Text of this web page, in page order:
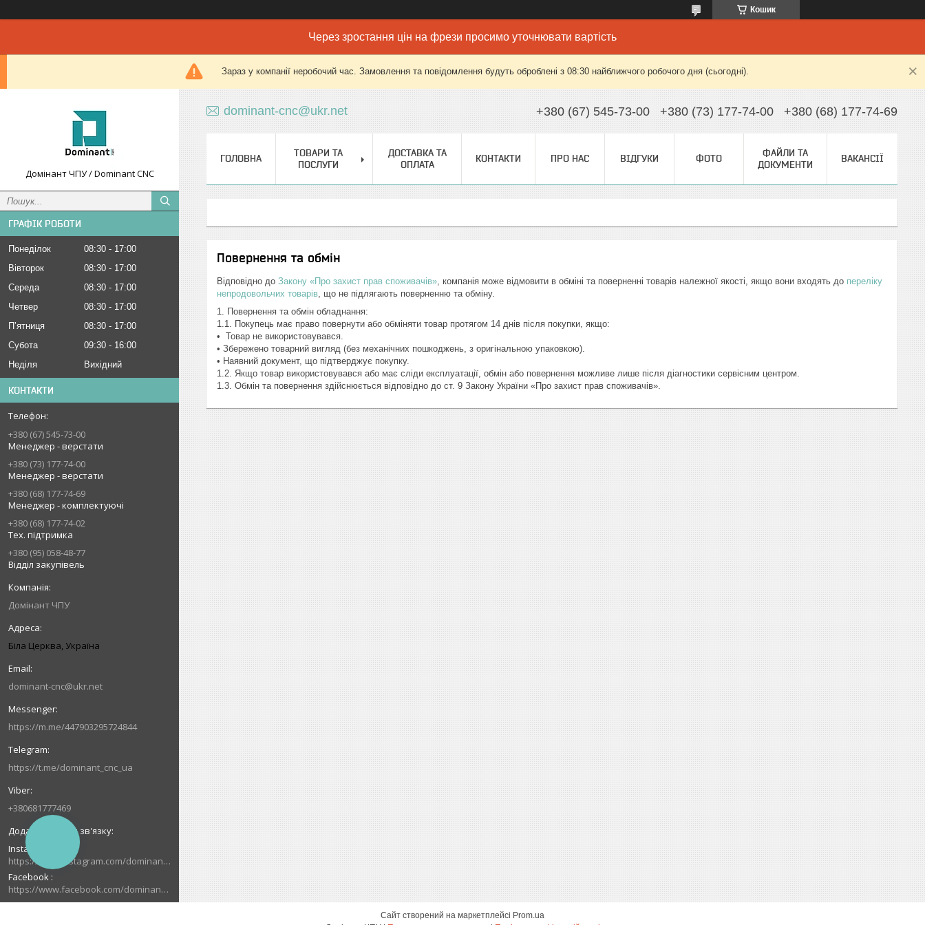
Кошик
Через зростання цін на фрези просимо уточнювати вартість
Зараз у компанії неробочий час. Замовлення та повідомлення будуть оброблені з 08:30 найближчого робочого дня (сьогодні).
Домінант ЧПУ / Dominant CNC
ГРАФІК РОБОТИ
Понеділок 08:30
17:00
Вівторок
08:30
17:00
Середа
08:30
17:00
Четвер
08:30
17:00
Пʼятниця
08:30
17:00
Субота
09:30
16:00
Неділя
Вихідний
КОНТАКТИ
+380 (67) 545-73-00
Менеджер - верстати
+380 (73) 177-74-00
Менеджер - верстати
+380 (68) 177-74-69
Менеджер - комплектуючі
+380 (68) 177-74-02
Тех. підтримка
+380 (95) 058-48-77
Відділ закупівель
Домінант ЧПУ
Біла Церква, Україна
dominant-cnc@ukr.net
https://m.me/447903295724844
https://t.me/dominant_cnc_ua
+380681777469
Instagram
https://www.instagram.com/dominant_cnc
Facebook
https://www.facebook.com/dominantcnc
dominant-cnc@ukr.net +380 (67) 545-73-00 +380 (73) 177-74-00 +380 (68) 177-74-69
ГОЛОВНА
ТОВАРИ ТА
ПОСЛУГИ
ДОСТАВКА ТА
ОПЛАТА
КОНТАКТИ ПРО НАС ВІДГУКИ ФОТО
ФАЙЛИ ТА
ДОКУМЕНТИ
ВАКАНСІЇ
Повернення та обмін
Відповідно до Закону «Про захист прав споживачів», компанія може відмовити в обміні та поверненні товарів належної якості, якщо вони входять до переліку
непродовольчих товарів, що не підлягають поверненню та обміну.
1. Повернення та обмін обладнання:
1.1. Покупець має право повернути або обміняти товар протягом 14 днів після покупки, якщо:
•  Товар не використовувався.
• Збережено товарний вигляд (без механічних пошкоджень, з оригінальною упаковкою).
• Наявний документ, що підтверджує покупку.
1.2. Якщо товар використовувався або має сліди експлуатації, обмін або повернення можливе лише після діагностики сервісним центром.
1.3. Обмін та повернення здійснюється відповідно до ст. 9 Закону України «Про захист прав споживачів».
Сайт створений на маркетплейсі Prom.ua